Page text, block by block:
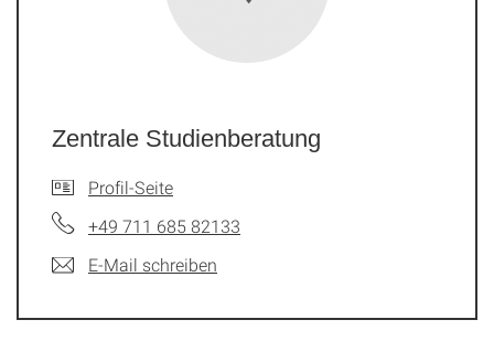
Zentrale Studienberatung
Profil-Seite
+49 711 685 82133
E-Mail schreiben